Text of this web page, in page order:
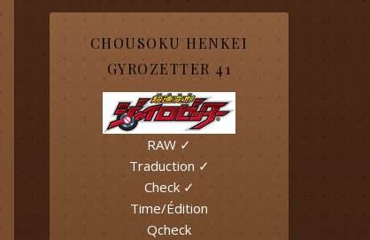
CHOUSOKU HENKEI
GYROZETTER 41
RAW ✓
Traduction ✓
Check ✓
Time/Édition
Qcheck